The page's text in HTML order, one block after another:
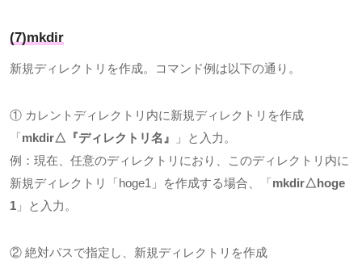
(7)mkdir
新規ディレクトリを作成。コマンド例は以下の通り。
① カレントディレクトリ内に新規ディレクトリを作成
「 mkdir△ 『ディレクトリ名』
」と入力。
例：現在、任意のディレクトリにおり、このディレクトリ内に
新規ディレクトリ「 hoge1 」を作成する場合、「 mkdir△hoge
1 」と入力。
② 絶対パスで指定し、新規ディレクトリを作成